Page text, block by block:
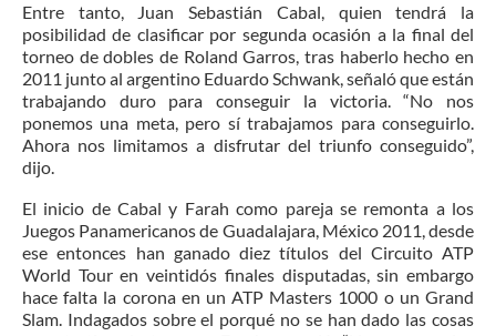
Entre tanto, Juan Sebastián Cabal, quien tendrá la
posibilidad de clasificar por segunda ocasión a la final del
torneo de dobles de Roland Garros, tras haberlo hecho en
2011 junto al argentino Eduardo Schwank, señaló que están
trabajando duro para conseguir la victoria. “No nos
ponemos una meta, pero sí trabajamos para conseguirlo.
Ahora nos limitamos a disfrutar del triunfo conseguido”,
dijo.
El inicio de Cabal y Farah como pareja se remonta a los
Juegos Panamericanos de Guadalajara, México 2011, desde
ese entonces han ganado diez títulos del Circuito ATP
World Tour en veintidós finales disputadas, sin embargo
hace falta la corona en un ATP Masters 1000 o un Grand
Slam. Indagados sobre el porqué no se han dado las cosas